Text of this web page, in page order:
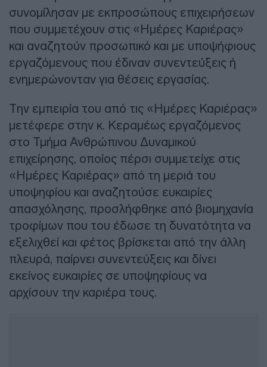
συνομίλησαν με εκπροσώπους επιχειρήσεων
που συμμετέχουν στις «Ημέρες Καριέρας»
και αναζητούν προσωπικό και με υποψήφιους
εργαζόμενους που έδιναν συνεντεύξεις ή
ενημερώνονταν για θέσεις εργασίας.
Την εμπειρία του από τις «Ημέρες Καριέρας»
μετέφερε στην κ. Κεραμέως εργαζόμενος
στο Τμήμα Ανθρώπινου Δυναμικού
επιχείρησης, οποίος πέρσι συμμετείχε στις
«Ημέρες Καριέρας» από τη μεριά του
υποψηφίου και αναζητούσε ευκαιρίες
απασχόλησης, προσλήφθηκε από βιομηχανία
τροφίμων που του έδωσε τη δυνατότητα να
εξελιχθεί και φέτος βρίσκεται από την άλλη
πλευρά, παίρνει συνεντεύξεις και δίνει
εκείνος ευκαιρίες σε υποψηφίους να
αρχίσουν την καριέρα τους.